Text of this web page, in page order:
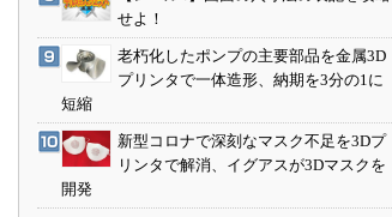
せよ！
老朽化したポンプの主要部品を金属3D
プリンタで一体造形、納期を3分の1に
短縮
新型コロナで深刻なマスク不足を3Dプ
リンタで解消、イグアスが3Dマスクを
開発